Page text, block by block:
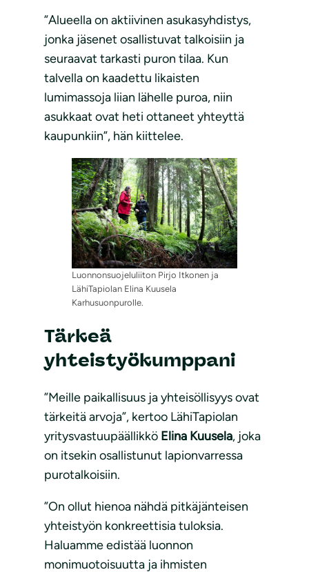
”Alueella on aktiivinen asukasyhdistys,
jonka jäsenet osallistuvat talkoisiin ja
seuraavat tarkasti puron tilaa. Kun
talvella on kaadettu likaisten
lumimassoja liian lähelle puroa, niin
asukkaat ovat heti ottaneet yhteyttä
kaupunkiin”, hän kiittelee.
Luonnonsuojeluliiton Pirjo Itkonen ja
LähiTapiolan Elina Kuusela
Karhusuonpurolle.
Tärkeä
yhteistyökumppani
”Meille paikallisuus ja yhteisöllisyys ovat
tärkeitä arvoja”, kertoo LähiTapiolan
yritysvastuupäällikkö Elina Kuusela, joka
on itsekin osallistunut lapionvarressa
purotalkoisiin.
”On ollut hienoa nähdä pitkäjänteisen
yhteistyön konkreettisia tuloksia.
Haluamme edistää luonnon
monimuotoisuutta ja ihmisten